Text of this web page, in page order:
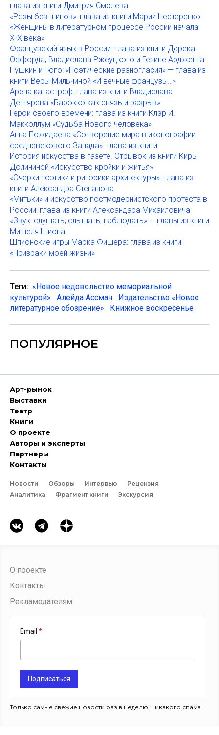
глава из книги Дмитрия Смолева
«Розы без шипов»: глава из книги Марии Нестеренко
«Женщины в литературном процессе России начала
XIX века»
Французский язык в России: глава из книги Дерека
Оффорда, Владислава Ржеуцкого и Гезине Арджента
Пушкин и Гюго: «Поэтические разногласия» — глава из
книги Веры Мильчиной «И вечные французы…»
Арена катастроф: глава из книги Владислава
Дегтярева «Барокко как связь и разрыв»
Герои своего времени: глава из книги Клэр И.
Макколлум «Судьба Нового человека»
Анна Пожидаева «Сотворение мира в иконографии
средневекового Запада»: глава из книги
История искусства в газете. Отрывок из книги Киры
Долининой «Искусство кройки и житья»
«Очерки поэтики и риторики архитектуры»: глава из
книги Александра Степанова
«Митьки» и искусство постмодернистского протеста в
России: глава из книги Александара Михаиловича
«Звук: слушать, слышать, наблюдать» — главы из книги
Мишеля Шиона
Шпионские игры Марка Фишера: глава из книги
«Призраки моей жизни»
Теги: «Новое недовольство мемориальной
культурой»
Алейда Ассман
Издательство «Новое
литературное обозрение»
Книжное воскресенье
ПОПУЛЯРНОЕ
Арт-рынок
Выставки
Театр
Книги
О проекте
Авторы и эксперты
Партнеры
Контакты
Новости Обзоры Интервью
Рецензия
Аналитика
Фрагмент книги Экскурсия
О проекте
Контакты
Рекламодателям
Email
Подписаться
Только самые свежие новости раз в неделю, никакого спама